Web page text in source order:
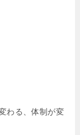
わる、体制が変